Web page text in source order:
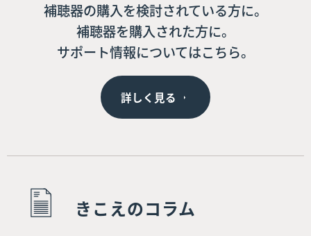
補聴器の購入を検討されている方に。
補聴器を購入された方に。
サポート情報についてはこちら。
詳しく見る
きこえのコラム